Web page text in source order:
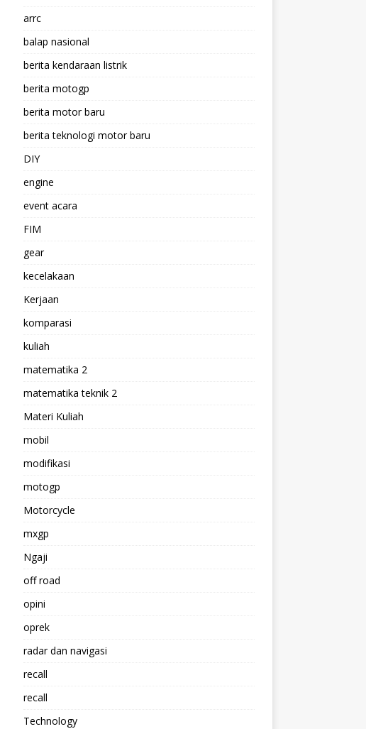
arrc
balap nasional
berita kendaraan listrik
berita motogp
berita motor baru
berita teknologi motor baru
DIY
engine
event acara
FIM
gear
kecelakaan
Kerjaan
komparasi
kuliah
matematika 2
matematika teknik 2
Materi Kuliah
mobil
modifikasi
motogp
Motorcycle
mxgp
Ngaji
off road
opini
oprek
radar dan navigasi
recall
recall
Technology